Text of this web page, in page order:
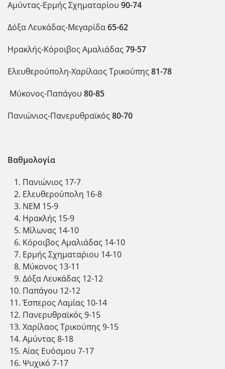
Αμύντας-Ερμής Σχηματαρίου 90-74
Δόξα Λευκάδας-Μεγαρίδα65-62
Ηρακλής-Κόροιβος Αμαλιάδας79-57
Ελευθερούπολη-Χαρίλαος Τρικούπης81-78
Μύκονος-Παπάγου 80-85
Πανιώνιος-Πανερυθραϊκός80-70
Βαθμολογία
Πανιώνιος 17-7
Ελευθερούπολη 16-8
ΝΕΜ 15-9
Ηρακλής 15-9
Μίλωνας 14-10
Κόροιβος Αμαλιάδας 14-10
Ερμής Σχηματα΄ριου 14-10
Μύκονος 13-11
Δόξα Λευκάδας 12-12
Παπάγου 12-12
Έσπερος Λαμίας 10-14
Πανερυθραϊκός 9-15
Χαρίλαος Τρικούπης 9-15
Αμύντας 8-18
Αίας Ευόσμου 7-17
Ψυχικό 7-17